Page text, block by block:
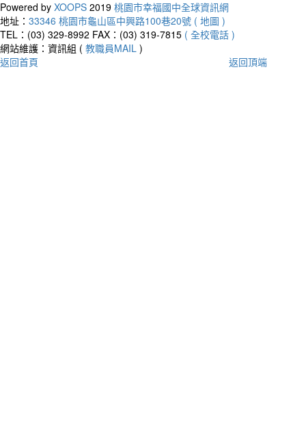
Powered by XOOPS 2019 桃園市幸福國中全球資訊網
地址： 33346 桃園市龜山區中興路100巷20號 ( 地圖 )
TEL：(03) 329-8992 FAX：(03) 319-7815 ( 全校電話 )
網站維護：資訊組 ( 教職員MAIL )
返回首頁
返回頂端